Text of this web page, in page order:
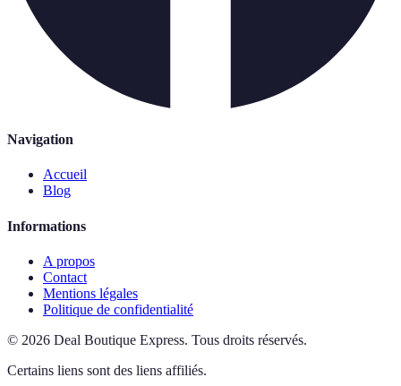
Navigation
Accueil
Blog
Informations
A propos
Contact
Mentions légales
Politique de confidentialité
© 2026 Deal Boutique Express. Tous droits réservés.
Certains liens sont des liens affiliés.